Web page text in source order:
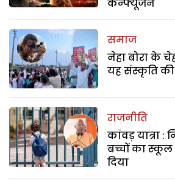
कन्फ्यूजन
समाज
नेहा बोरा के
यह संस्कृति
राजनीति
कांवड़ यात्रा :
बच्चों का स्कूल
दिया